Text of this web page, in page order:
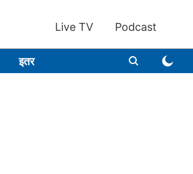
Live TV Podcast
इतर